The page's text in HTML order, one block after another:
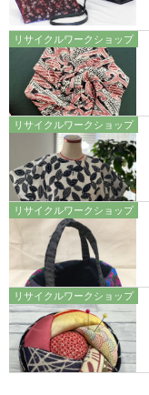
リサイクルワークショップ
リサイクルワークショップ
リサイクルワークショップ
リサイクルワークショップ